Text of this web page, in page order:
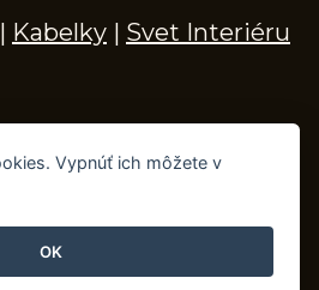
| Kabelky | Svet Interiéru
dvere, madlá, kovania,
a príslušenstvo
Vypnúť ich môžete v
OK